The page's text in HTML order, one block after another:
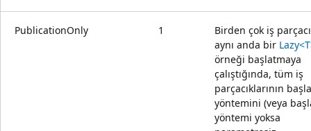
PublicationOnly 1
Birden çok iş
aynı anda bir
örneği başlatmaya
çalıştığında, tüm iş
parçacıklarının
yöntemini (veya
yöntemi yoksa